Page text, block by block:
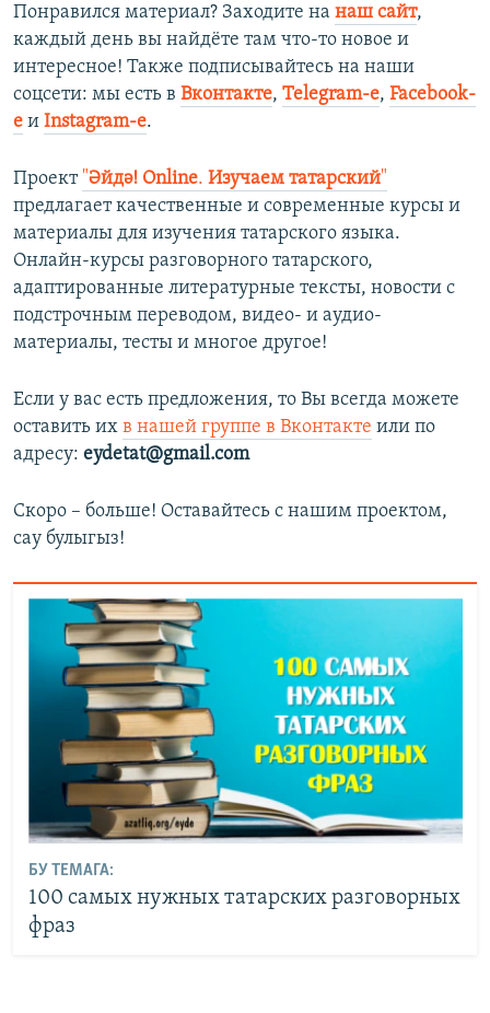
Понравился материал? Заходите на наш сайт,
каждый день вы найдёте там что-то новое и
интересное! Также подписывайтесь на наши
соцсети: мы есть в Вконтакте, Telegram-е, Facebook-
е и Instagram-е. ​
Проект "Әйдә! Online. Изучаем татарский"
предлагает качественные и современные курсы и
материалы для изучения татарского языка.
Онлайн-курсы разговорного татарского,
адаптированные литературные тексты, новости с
подстрочным переводом, видео- и аудио-
материалы, тесты и многое другое!
Если у вас есть предложения, то Вы всегда можете
оставить их в нашей группе в Вконтакте или по
адресу: eydetat@gmail.com
Скоро – больше! Оставайтесь с нашим проектом,
сау булыгыз!​
БУ ТЕМАГА:
100 самых нужных татарских разговорных
фраз